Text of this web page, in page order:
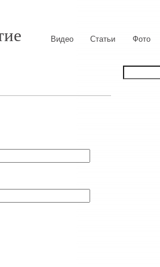
Видео Статьи Фото